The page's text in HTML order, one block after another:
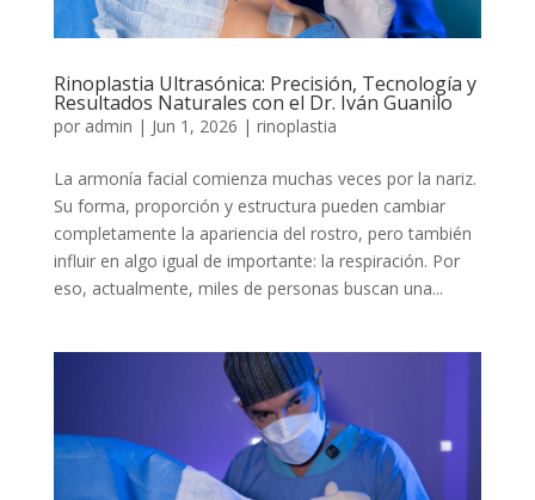
Rinoplastia Ultrasónica: Precisión, Tecnología y
Resultados Naturales con el Dr. Iván Guanilo
por admin | Jun 1, 2026 | rinoplastia
La armonía facial comienza muchas veces por la nariz.
Su forma, proporción y estructura pueden cambiar
completamente la apariencia del rostro, pero también
influir en algo igual de importante: la respiración. Por
eso, actualmente, miles de personas buscan una...